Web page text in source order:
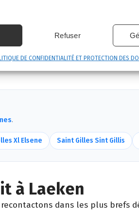
Refuser
DE CONFIDENTIALITÉ ET PROTECTION DES
ci-dessous ou vous nous
la nuisance et son origine.
certifiés, sécurité maximale,
résultat.
.
Xl Elsene Saint Gilles Sint Gillis
à Laeken
dans les plus